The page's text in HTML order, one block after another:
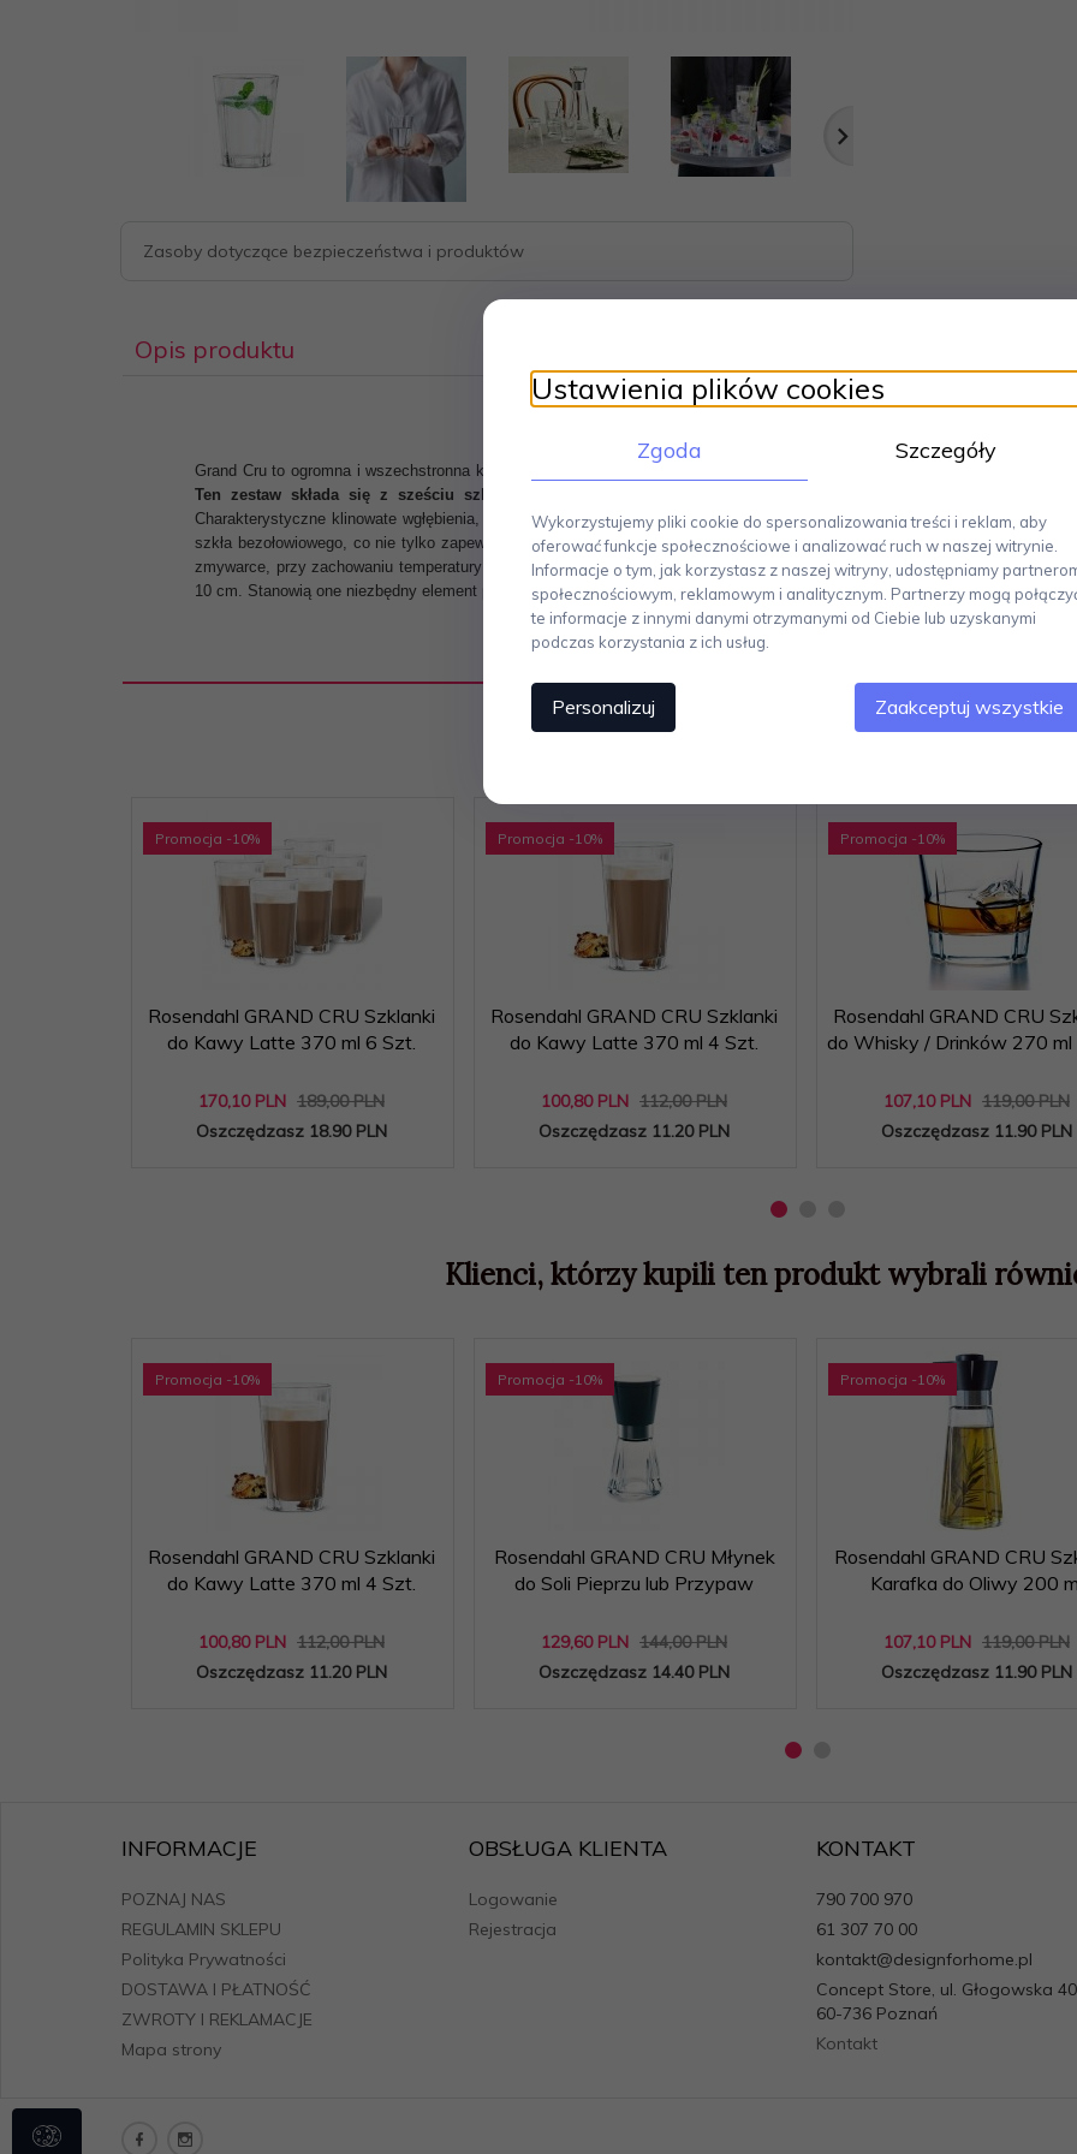
Zasoby dotyczące bezpieczeństwa i produktów
Opis produktu
Grand Cru to ogromna i wszechstronna kolekcja zastawy stołowej oraz elementów wyposażenia wnętrz, prezentowana w
Ten zestaw składa się z sześciu szklanek przeznaczonych do podawania wody.
Te naczynia są również
Charakterystyczne klinowate wgłębienia, znane z kolekcji, zdobią powierzchnie tych szklanek, dodając im elegancji i
szkła bezołowiowego, co nie tylko zapewnia im trwałość, ale również klarowność i wyjątkową estetykę. Dla zachowania
zmywarce, przy zachowaniu temperatury do 50-55°C. Ten zestaw sześciu szklanek do wody, wykonanych z solidnego
10 cm. Stanowią one niezbędny element przyjęć, posiłków czy chwil relaksu, wprowadzając do każdej okazji subtelny akcent
Promocja -10%
Rosendahl GRAND CRU Szklanki
do Kawy Latte 370 ml 6 Szt.
170,10 PLN 189,00 PLN
Oszczędzasz 18.90 PLN
Promocja -10%
Rosendahl GRAND CRU Szklanki
do Kawy Latte 370 ml 4 Szt.
100,80 PLN 112,00 PLN
Oszczędzasz 11.20 PLN
Promocja -10%
Rosendahl GRAND CRU
do Whisky / Drinków 270 ml
107,10 PLN 119,00 PLN
Oszczędzasz 11.90 PLN
Klienci, którzy kupili ten produkt wybrali
Promocja -10%
Rosendahl GRAND CRU Szklanki
do Kawy Latte 370 ml 4 Szt.
100,80 PLN 112,00 PLN
Oszczędzasz 11.20 PLN
Promocja -10%
Rosendahl GRAND CRU Młynek
do Soli Pieprzu lub Przypaw
129,60 PLN 144,00 PLN
Oszczędzasz 14.40 PLN
Promocja -10%
Rosendahl GRAND CRU
Karafka do Oliwy 200
107,10 PLN 119,00 PLN
Oszczędzasz 11.90 PLN
INFORMACJE
POZNAJ NAS
REGULAMIN SKLEPU
Polityka Prywatności
DOSTAWA I PŁATNOŚĆ
ZWROTY I REKLAMACJE
Mapa strony
OBSŁUGA KLIENTA
Logowanie
Rejestracja
KONTAKT
790 700 970
61 307 70 00
kontakt@designforhome.pl
Concept Store, ul. Głogowska
60-736 Poznań
Kontakt
Ustawienia plików cookies
Zgoda Szczegóły
Wykorzystujemy pliki cookie do spersonalizowania treści i reklam, aby
oferować funkcje społecznościowe i analizować ruch w naszej witrynie.
Informacje o tym, jak korzystasz z naszej witryny, udostępniamy
społecznościowym, reklamowym i analitycznym. Partnerzy mogą
te informacje z innymi danymi otrzymanymi od Ciebie lub uzyskanymi
podczas korzystania z ich usług.
Personalizuj Zaakceptuj wszystkie